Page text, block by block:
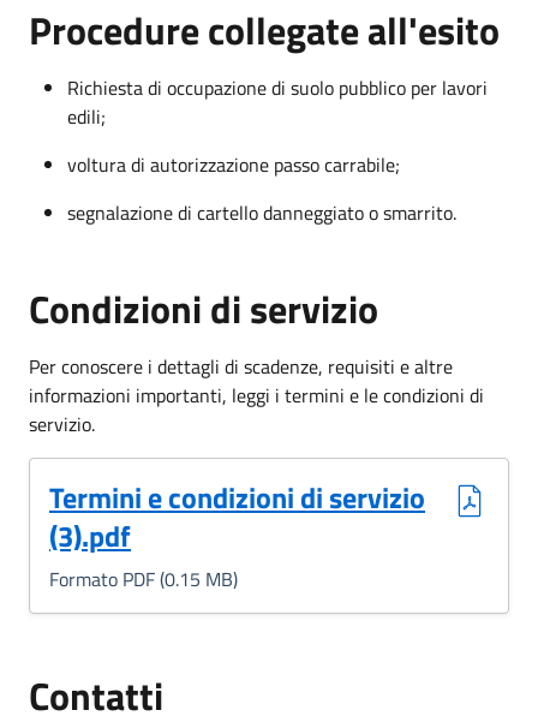
Procedure collegate all'esito
Richiesta di occupazione di suolo pubblico per lavori
edili;
voltura di autorizzazione passo carrabile;
segnalazione di cartello danneggiato o smarrito.
Condizioni di servizio
Per conoscere i dettagli di scadenze, requisiti e altre
informazioni importanti, leggi i termini e le condizioni di
servizio.
Termini e condizioni di servizio
(3).pdf
(Formato PDF, 0.15 MB)
Formato PDF (0.15 MB)
Contatti